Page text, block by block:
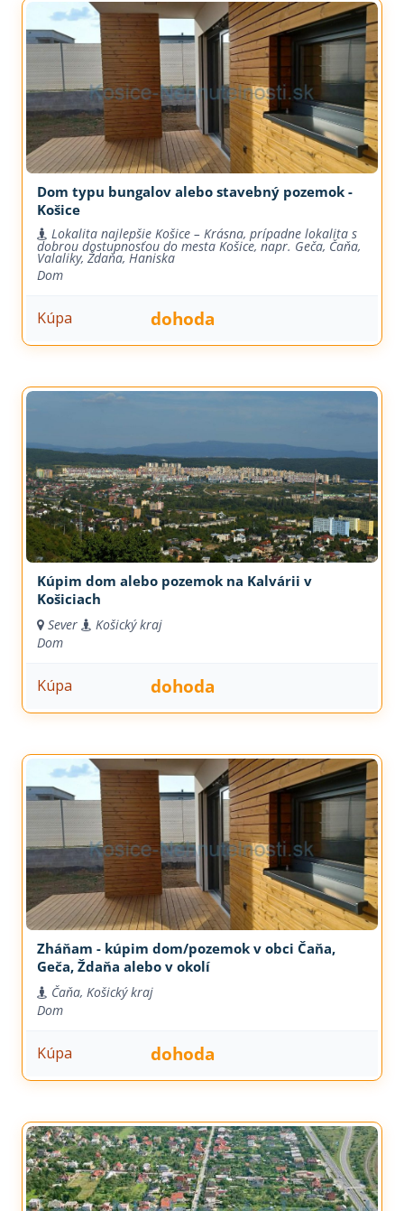
Dom typu bungalov alebo stavebný pozemok -
Košice
Lokalita najlepšie Košice – Krásna, prípadne lokalita s
dobrou dostupnosťou do mesta Košice, napr. Geča, Čaňa,
Valaliky, Ždaňa, Haniska
Dom
Kúpa dohoda
Kúpim dom alebo pozemok na Kalvárii v
Košiciach
Sever
Košický kraj
Dom
Kúpa dohoda
Zháňam - kúpim dom/pozemok v obci Čaňa,
Geča, Ždaňa alebo v okolí
Čaňa, Košický kraj
Dom
Kúpa dohoda